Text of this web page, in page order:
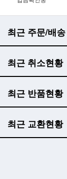
최근 주문/배송
최근 취소현황
최근 반품현황
최근 교환현황